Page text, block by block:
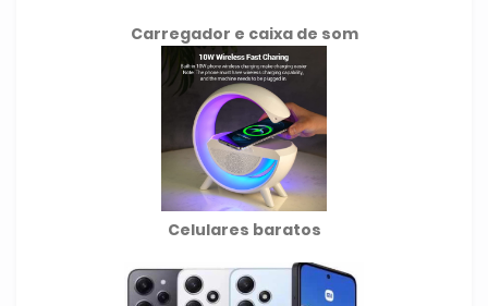
Carregador e caixa de som
Celulares baratos